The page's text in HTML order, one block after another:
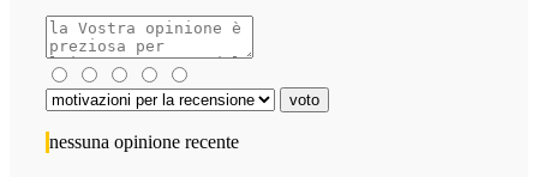
nessuna opinione recente